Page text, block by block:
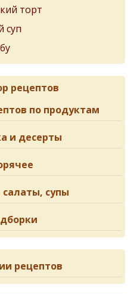
торт
суп
рецептов
по продуктам
и десерты
салаты, супы
рецептов